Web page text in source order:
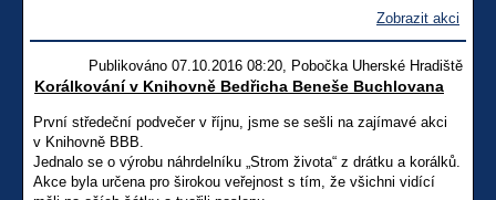
Zobrazit akci
Publikováno 07.10.2016 08:20, Pobočka Uherské Hradiště
Korálkování v Knihovně Bedřicha Beneše Buchlovana
První středeční podvečer v říjnu, jsme se sešli na zajímavé akci
v Knihovně BBB.
Jednalo se o výrobu náhrdelníku „Strom života“ z drátku a korálků.
Akce byla určena pro širokou veřejnost s tím, že všichni vidící